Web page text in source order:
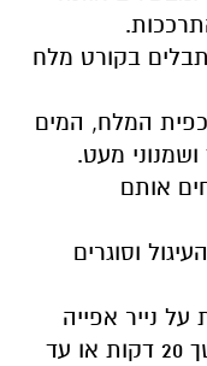
בקורט מלח
המלח, המים
מעט.
אותם
וסוגרים
על נייר אפייה
ואופים בחום של 180 מעלות למשך 20 דקות או עד